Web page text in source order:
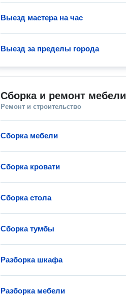
Выезд мастера на час
Выезд за пределы города
Сборка и ремонт мебели
Ремонт и строительство
Сборка мебели
Сборка кровати
Сборка стола
Сборка тумбы
Разборка шкафа
Разборка мебели